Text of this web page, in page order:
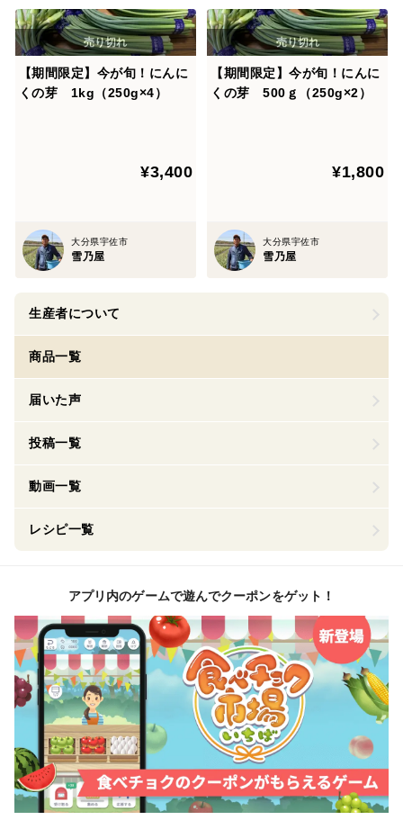
【期間限定】今が旬！にんに
くの芽 1kg（250g×4）
¥3,400
大分県宇佐市
雪乃屋
【期間限定】今が旬！にんに
くの芽 500ｇ（250g×2）
¥1,800
大分県宇佐市
雪乃屋
生産者について
商品一覧
届いた声
投稿一覧
動画一覧
レシピ一覧
アプリ内のゲームで遊んでクーポンをゲット！